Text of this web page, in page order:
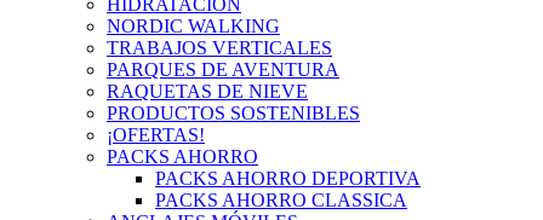
HIDRATACIÓN
NORDIC WALKING
TRABAJOS VERTICALES
PARQUES DE AVENTURA
RAQUETAS DE NIEVE
PRODUCTOS SOSTENIBLES
¡OFERTAS!
PACKS AHORRO
PACKS AHORRO DEPORTIVA
PACKS AHORRO CLASSICA